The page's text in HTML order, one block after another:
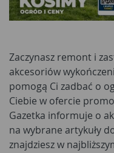
Zaczynasz remont i
akcesoriów
pomogą Ci zadbać o
Ciebie w ofercie
Gazetka informuje o
na wybrane artykuły
znajdziesz w